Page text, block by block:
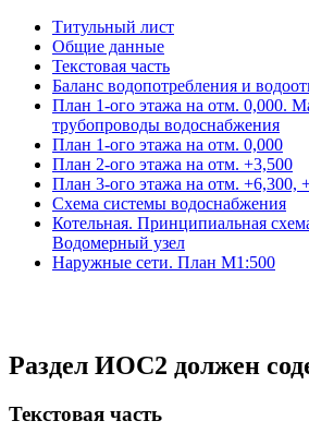
Титульный лист
Общие данные
Текстовая часть
Баланс водопотребления и
План 1-ого этажа на отм. 0,000.
трубопроводы водоснабжения
План 1-ого этажа на отм. 0,000
План 2-ого этажа на отм. +3,500
План 3-ого этажа на отм. +6,300,
Схема системы водоснабжения
Котельная. Принципиальная
Водомерный узел
Наружные сети. План М1:500
Раздел ИОC2 должен
Текстовая часть